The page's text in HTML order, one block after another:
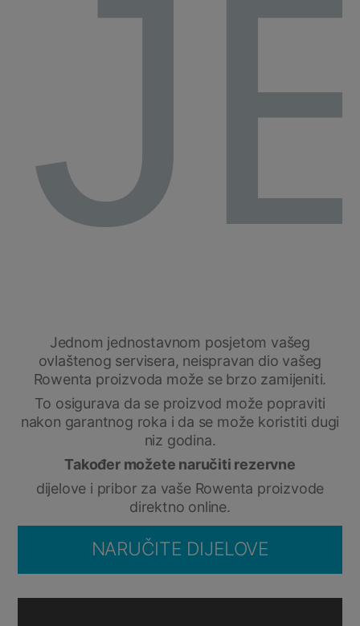
Jednom jednostavnom posjetom vašeg
ovlaštenog servisera, neispravan dio vašeg
Rowenta proizvoda može se brzo zamijeniti.
To osigurava da se proizvod može popraviti
nakon garantnog roka i da se može koristiti dugi
niz godina.
Također možete naručiti rezervne
dijelove i pribor za vaše Rowenta proizvode
direktno online.
NARUČITE DIJELOVE